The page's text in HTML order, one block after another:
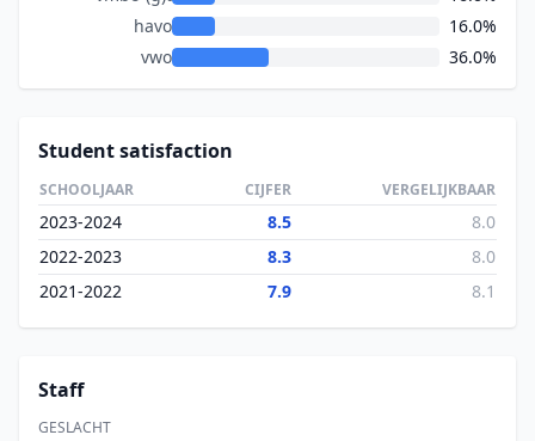
havo
16.0%
vwo
36.0%
Student satisfaction
SCHOOLJAAR CIJFER VERGELIJKBAAR
2023-2024 8.5
8.0
2022-2023
8.3
8.0
2021-2022
7.9 8.1
Staff
GESLACHT